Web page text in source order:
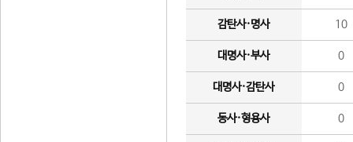
감탄사·명사 10
대명사·부사 0
대명사·감탄사 0
동사·형용사 0